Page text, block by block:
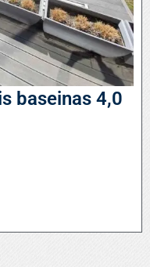
baseinas 4,0